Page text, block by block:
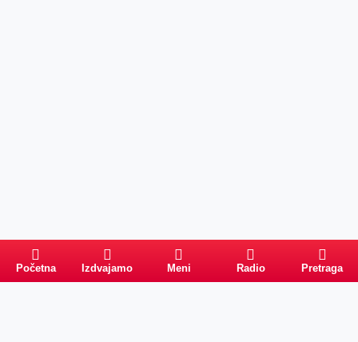
Početna Izdvajamo Meni Radio Pretraga